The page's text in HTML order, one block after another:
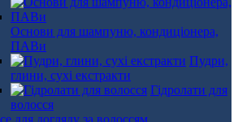
Основи для шампуню, кондиціонера,
ПАВи
Пудри,
глини, сухі екстракти
Гідролати для
волосся